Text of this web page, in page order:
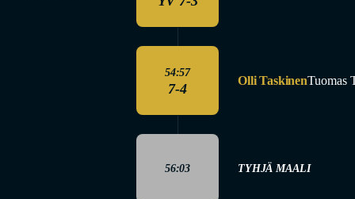
54:57
7-4
Olli TaskinenTuomas
56:03 TYHJÄ MAALI